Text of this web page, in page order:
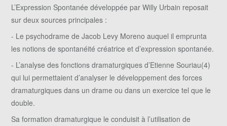
L’Expression Spontanée développée par Willy Urbain reposait
sur deux sources principales :
- Le psychodrame de Jacob Levy Moreno auquel il emprunta
les notions de spontanéité créatrice et d’expression spontanée.
- L’analyse des fonctions dramaturgiques d’Etienne Souriau(4)
qui lui permettaient d’analyser le développement des forces
dramaturgiques dans un drame ou dans un exercice tel que le
double.
Sa formation dramaturgique le conduisit à l’utilisation de